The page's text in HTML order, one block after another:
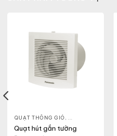
QUẠT THÔNG GIÓ , QUẠT ĐIỆN,
Quạt hút gắn tường